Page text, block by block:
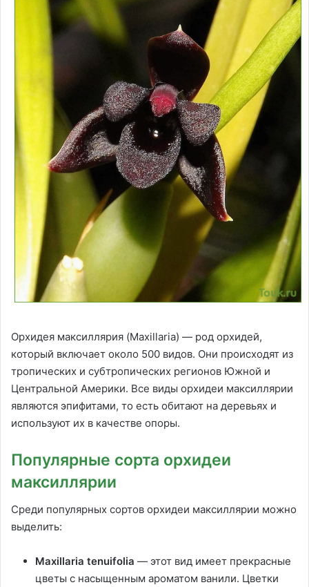
Орхидея максиллярия (Maxillaria) — род орхидей,
который включает около 500 видов. Они происходят из
тропических и субтропических регионов Южной и
Центральной Америки. Все виды орхидеи максиллярии
являются эпифитами, то есть обитают на деревьях и
используют их в качестве опоры.
Популярные сорта орхидеи
максиллярии
Среди популярных сортов орхидеи максиллярии можно
выделить:
Maxillaria tenuifolia — этот вид имеет прекрасные
цветы с насыщенным ароматом ванили. Цветки